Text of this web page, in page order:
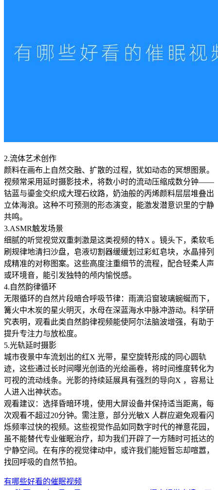
2.流体艺术创作
颜料在画布上自然交融、扩散的过程，犹如动态的冥想图景。
视频常采用延时摄影技术，将数小时的流动压缩成数分钟——
钴蓝与鎏金交织成大理石纹路，奶油般的丙烯颜料层层堆叠出
立体海浪。这种不可预测的形态演变，能激发潜意识里的宁静
共鸣。
3.ASMR触发场景
细腻的听觉视觉双重刺激是这类视频的特X 。镜头下，柔软毛
刷规律地清扫沙盘，皂液切割器缓缓划过彩虹皂块，水晶排列
成精准的对称图案。这些高度注重细节的流程，配合轻柔人声
或环境音，能引发独特的颅内愉悦感。
4.自然韵律循环
无限循环的自然片段暗合呼吸节律：雨滴沿窗玻璃蜿蜒而下，
篝火中木炭的星火明灭，水母在深蓝海水中脉冲游动。科学研
究表明，观看此类自然韵律视频能使阿尔法脑波增强，有助于
提升专注力与放松度。
5.光轨延时摄影
城市夜景中车流划出的红X 光带，星空旋转形成的同心圆轨
迹，这些通过长时间曝光创造的光绘画卷，将时间维度转化为
可视的流动线条。光影的持续延展具有强烈的导向X ，容易让
人进入出神状态。
观看建议：选择昏暗环境，使用大屏设备并保持适当距离，每
次观看不超过20分钟。需注意，部分光敏X 人群应避免观看闪
烁频率过快的视频。这些视觉作品如同数字时代的禅意花园，
虽不能替代专业催眠治疗，却为我们开辟了一方随时可抵达的
宁静空间。在有序的视觉律动中，或许我们能短暂忘却喧嚣，
找回呼吸的自然节拍。
有哪些好看的催眠视频